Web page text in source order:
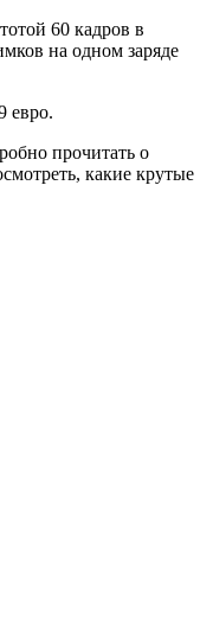
60 кадров в
на одном заряде
евро.
прочитать о
какие крутые